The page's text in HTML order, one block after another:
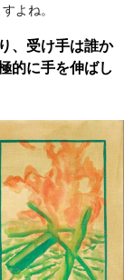
よね。
、受け手は誰か
的に手を伸ばし